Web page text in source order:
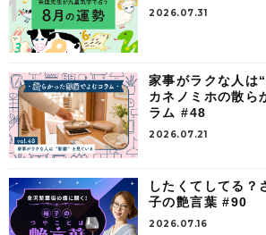
2026.07.31
家事がラクな人は
カネノミホの散ら
ラム #48
2026.07.21
したくてしてる？
子の艶言葉 #90
2026.07.16